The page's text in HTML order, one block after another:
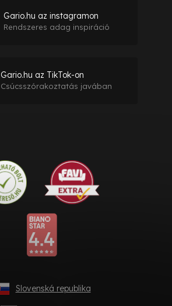
Gario.hu az instagramon
Rendszeres adag inspiráció
Gario.hu az TikTok-on
Csúcsszórakoztatás javában
Slovenská republika